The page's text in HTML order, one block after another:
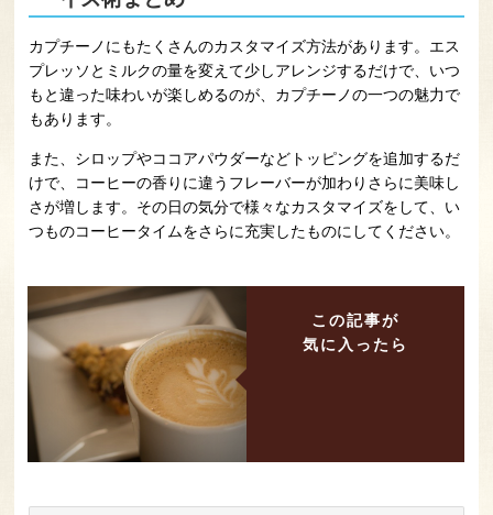
カプチーノにもたくさんのカスタマイズ方法があります。エス
プレッソとミルクの量を変えて少しアレンジするだけで、いつ
もと違った味わいが楽しめるのが、カプチーノの一つの魅力で
もあります。
また、シロップやココアパウダーなどトッピングを追加するだ
けで、コーヒーの香りに違うフレーバーが加わりさらに美味し
さが増します。その日の気分で様々なカスタマイズをして、い
つものコーヒータイムをさらに充実したものにしてください。
この記事が
気に入ったら